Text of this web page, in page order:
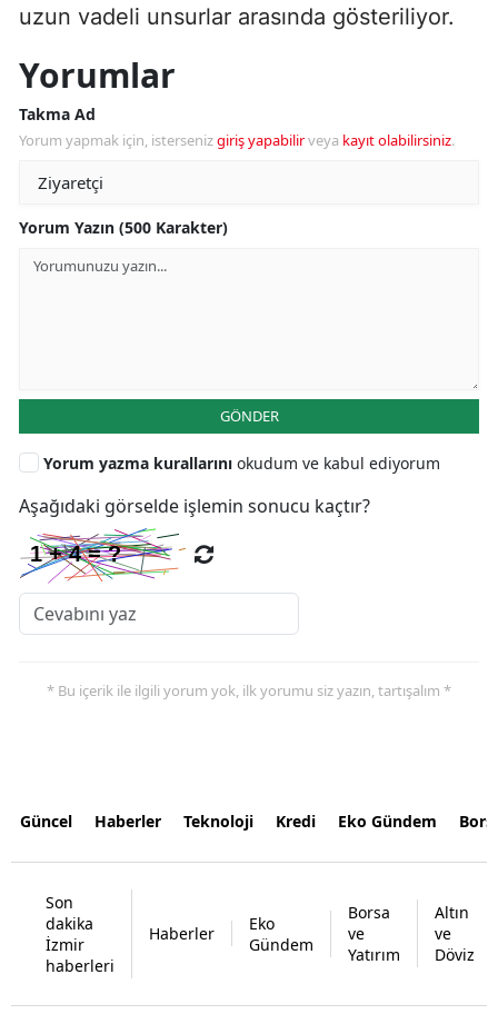
uzun vadeli unsurlar arasında gösteriliyor.
Yorumlar
Takma Ad
Yorum yapmak için, istersenizgiriş yapabilirveya kayıt olabilirsiniz.
Yorum Yazın (500 Karakter)
GÖNDER
Yorum yazma kurallarını okudum ve kabul ediyorum
Aşağıdaki görselde işlemin sonucu kaçtır?
* Bu içerik ile ilgili yorum yok, ilk yorumu siz yazın, tartışalım *
Güncel Haberler Teknoloji Kredi Eko Gündem
Son
dakika
İzmir
haberleri
Haberler
Eko
Gündem
Borsa
ve
Yatırım
Altın
ve
Döviz